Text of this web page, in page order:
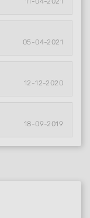
05-04-2021
12-12-2020
18-09-2019